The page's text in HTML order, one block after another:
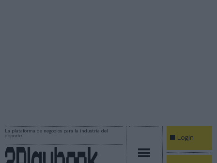
La plataforma de negocios para la industria del
deporte
Login